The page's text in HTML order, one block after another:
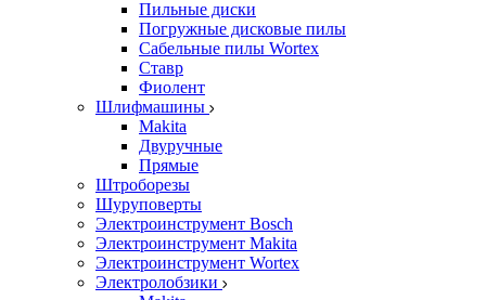
Пильные диски
Погружные дисковые пилы
Сабельные пилы Wortex
Ставр
Фиолент
Шлифмашины
Makita
Двуручные
Прямые
Штроборезы
Шуруповерты
Электроинструмент Bosch
Электроинструмент Makita
Электроинструмент Wortex
Электролобзики